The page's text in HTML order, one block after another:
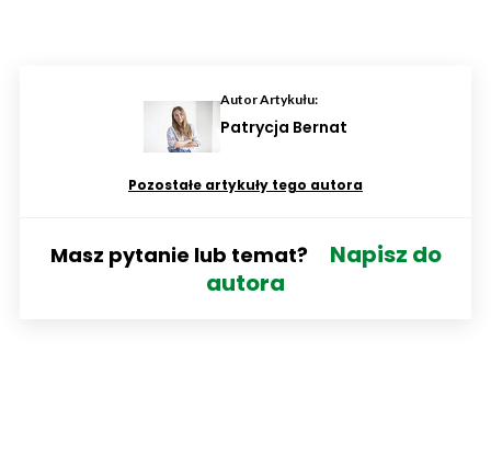
Autor Artykułu:
Patrycja Bernat
Pozostałe artykuły tego autora
Masz pytanie lub temat?
Napisz do
autora